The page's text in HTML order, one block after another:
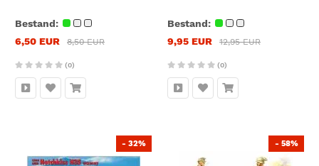
Bestand:
6,50 EUR
8,50 EUR
(0)
Bestand:
9,95 EUR
12,95 EUR
(0)
- 32% - 58%